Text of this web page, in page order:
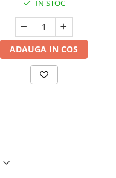
IN STOC
ADAUGA IN COS